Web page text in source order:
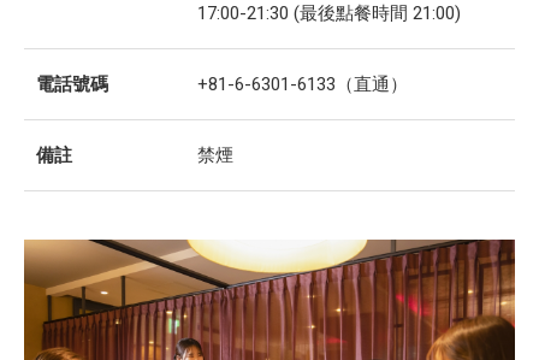
17:00-21:30 (最後點餐時間 21:00)
電話號碼 +81-6-6301-6133（直通）
備註 禁煙